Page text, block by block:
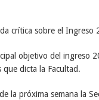
crítica sobre el
objetivo del ingreso
que dicta la Facultad.
la próxima semana la